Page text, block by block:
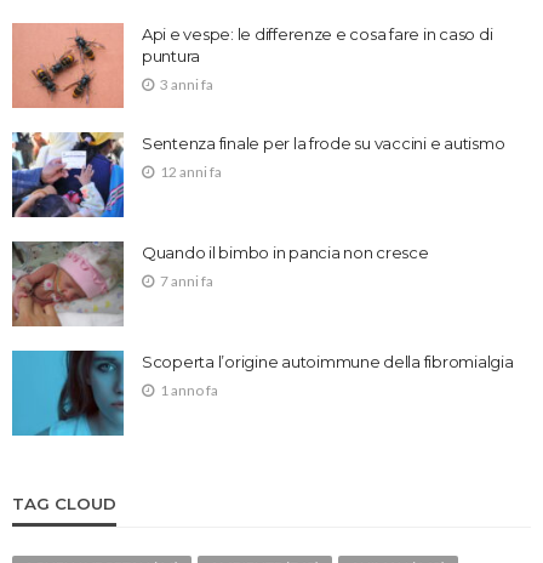
Api e vespe: le differenze e cosa fare in caso di
puntura
3 anni fa
Sentenza finale per la frode su vaccini e autismo
12 anni fa
Quando il bimbo in pancia non cresce
7 anni fa
Scoperta l’origine autoimmune della fibromialgia
1 anno fa
TAG CLOUD